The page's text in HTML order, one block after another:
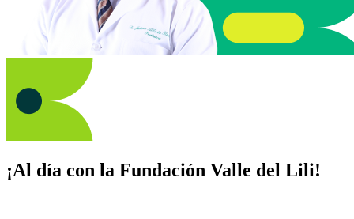
¡Al día con la Fundación Valle del Lili!